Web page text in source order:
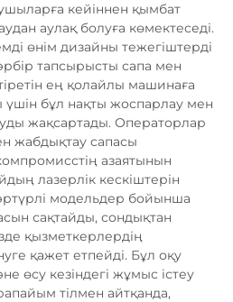
кейіннен қымбат
аулақ болуға көмектеседі.
өнім дизайны тежегіштерді
тапсырысты сапа мен
ең қолайлы машинаға
бұл нақты жоспарлау мен
жақсартады. Операторлар
жабдықтау сапасы
азаятынын
лазерлік кескіштерін
модельдер бойынша
сақтайды, сондықтан
қызметкерлердің
қажет етпейді. Бұл оқу
өсу кезіндегі жұмыс істеу
тілмен айтқанда,